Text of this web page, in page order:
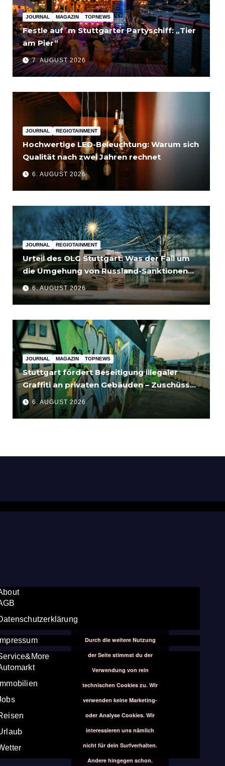
JOURNAL MAGAZIN TOPNEWS
Festle auf´m Stuttgarter Partyschiff: „Tier
am Pier“
7. AUGUST 2026
JOURNAL REGIOTAINMENT
Hochwertige LED-Beleuchtung: Warum sich
Qualität nach zwei Jahren rechnet
6. AUGUST 2026
JOURNAL REGIOTAINMENT
Urteil des OLG Stuttgart: Was der Fall um
die Umgehung von Russland-Sanktionen
für Unternehmen bedeutet
6. AUGUST 2026
JOURNAL MAGAZIN TOPNEWS
Stuttgart fördert Beseitigung illegaler
Graffiti an privaten Gebäuden – Zuschüsse
bis 3.500 Euro
6. AUGUST 2026
Durch die weitere Nutzung
der Seite stimmst du der
Verwendung von rein
technischen Cookies zu. Wir
verwenden keine Marketing-
oder Analyse Cookies. Wir
interessieren uns nämlich
nicht für dein Surfverhalten.
Andere hingegen schon.